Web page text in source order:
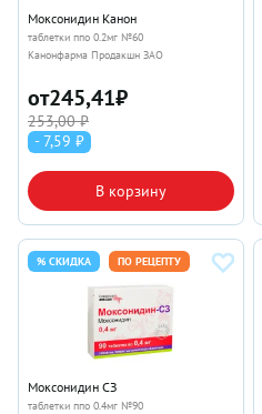
Моксонидин Канон
таблетки ппо 0.2мг №60
Канонфарма Продакшн ЗАО
от245,41₽
253,00 ₽
- 7,59 ₽
В корзину
% СКИДКА ПО РЕЦЕПТУ
Моксонидин СЗ
таблетки ппо 0.4мг №90